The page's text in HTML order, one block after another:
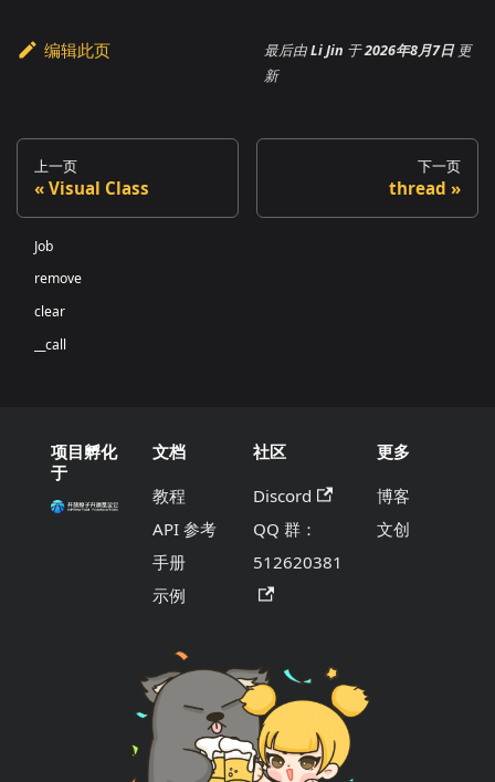
编辑此页 最后由Li Jin 于2026年8月7日 更
新
上一页
Visual Class
下一页
thread
Job
remove
clear
__call
项目孵化
于
文档
教程
API 参考
手册
示例
社区
Discord
QQ 群：
512620381
更多
博客
文创